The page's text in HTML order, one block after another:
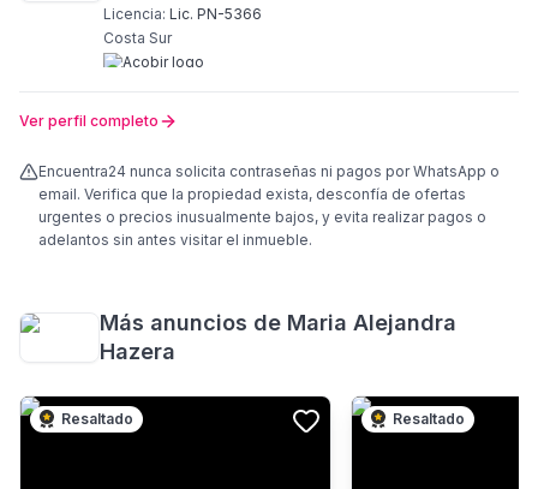
Licencia: Lic. PN-5366
Costa Sur
Ver perfil completo
Encuentra24 nunca solicita contraseñas ni pagos por WhatsApp o
email. Verifica que la propiedad exista, desconfía de ofertas
urgentes o precios inusualmente bajos, y evita realizar pagos o
adelantos sin antes visitar el inmueble.
Más anuncios de Maria Alejandra
Hazera
Resaltado Resaltado